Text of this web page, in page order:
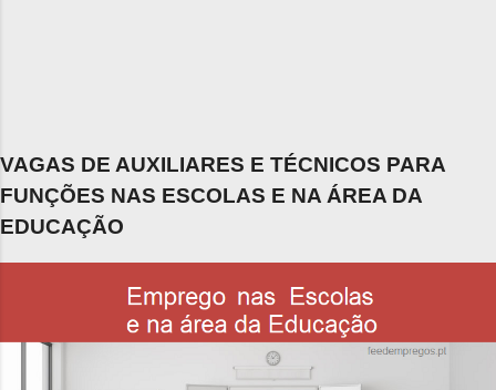
VAGAS DE AUXILIARES E TÉCNICOS PARA
FUNÇÕES NAS ESCOLAS E NA ÁREA DA
EDUCAÇÃO